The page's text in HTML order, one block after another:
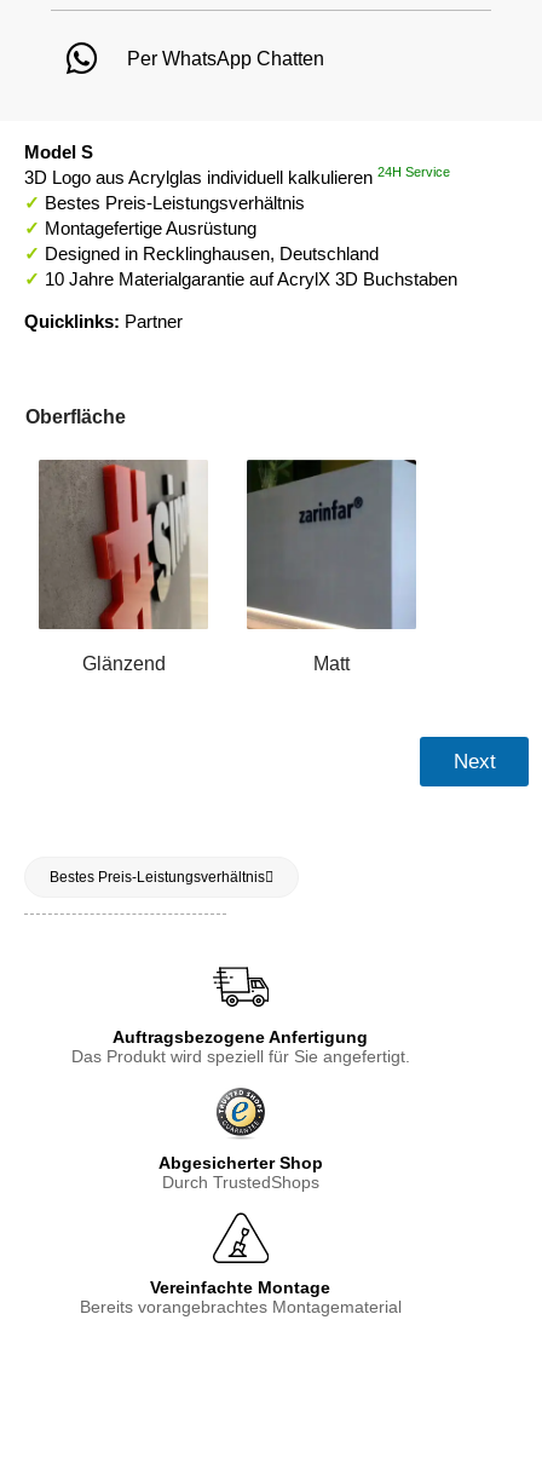
Per WhatsApp Chatten
Model S
3D Logo aus Acrylglas individuell kalkulieren 24H Service
✓ Bestes Preis-Leistungsverhältnis
✓ Montagefertige Ausrüstung
✓ Designed in Recklinghausen, Deutschland
✓ 10 Jahre Materialgarantie auf AcrylX 3D Buchstaben
Quicklinks: Partner
Oberfläche
Glänzend Matt
Next
Bestes Preis-Leistungsverhältnis
Auftragsbezogene Anfertigung
Das Produkt wird speziell für Sie angefertigt.
Abgesicherter Shop
Durch TrustedShops
Vereinfachte Montage
Bereits vorangebrachtes Montagematerial